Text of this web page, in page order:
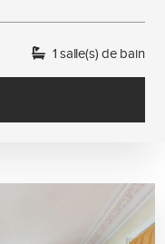
1 salle(s) de bain